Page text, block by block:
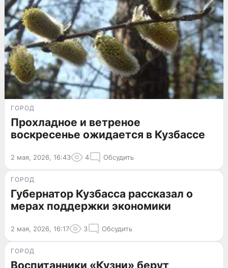
ГОРОД
Прохладное и ветреное
воскресенье ожидается в Кузбассе
2 мая, 2026, 16:43 4 Обсудить
ГОРОД
Губернатор Кузбасса рассказал о
мерах поддержки экономики
2 мая, 2026, 16:17 3 Обсудить
ГОРОД
Воспитанники «Кузни» берут